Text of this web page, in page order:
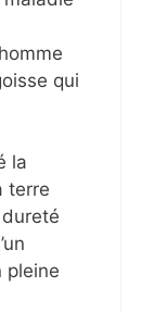
qui
la
terre
pleine